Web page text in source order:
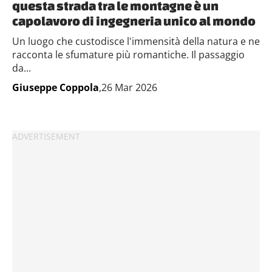
questa strada tra le montagne è un
capolavoro di ingegneria unico al mondo
Un luogo che custodisce l'immensità della natura e ne
racconta le sfumature più romantiche. Il passaggio
da...
Giuseppe Coppola,26 Mar 2026